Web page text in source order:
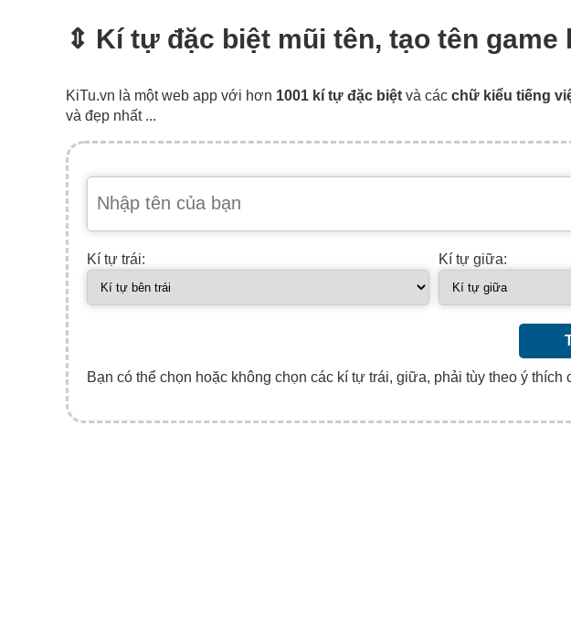
⇕ Kí tự đặc biệt mũi tên, tạo tên game
KiTu.vn là một web app với hơn 1001 kí tự đặc biệt và các chữ kiểu tiếng
và đẹp nhất ...
Kí tự trái: Kí tự giữa:
Bạn có thể chọn hoặc không chọn các kí tự trái, giữa, phải tùy theo ý thích